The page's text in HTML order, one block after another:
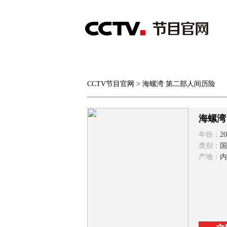
综合 新闻 财经 综艺 中文国际
CCTV节目官网 > 海螺湾 第二部人间历险
海螺
年份：
类别：
产地：